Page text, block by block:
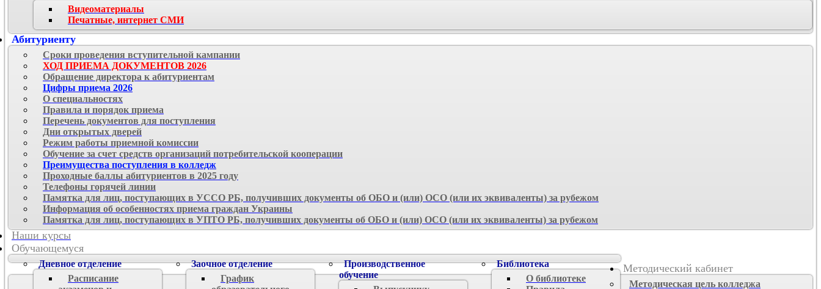
Видеоматериалы
Печатные, интернет СМИ
Абитуриенту
Сроки проведения вступительной кампании
ХОД ПРИЕМА ДОКУМЕНТОВ 2026
Обращение директора к абитуриентам
Цифры приема 2026
О специальностях
Правила и порядок приема
Перечень документов для поступления
Дни открытых дверей
Режим работы приемной комиссии
Обучение за счет средств организаций потребительской кооперации
Преимущества поступления в колледж
Проходные баллы абитуриентов в 2025 году
Телефоны горячей линии
Памятка для лиц, поступающих в УССО РБ, получивших документы об ОБО и (или) ОСО (или их эквиваленты) за рубежом
Информация об особенностях приема граждан Украины
Памятка для лиц, поступающих в УПТО РБ, получивших документы об ОБО и (или) ОСО (или их эквиваленты) за рубежом
Наши курсы
Обучающемуся
Дневное отделение
Расписание
Заочное отделение
График
Производственное
обучение
Библиотека
О библиотеке
Методический кабинет
Методическая цель колледжа